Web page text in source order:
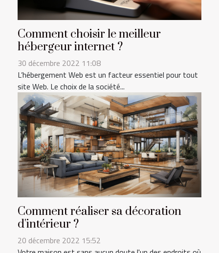
Comment choisir le meilleur
hébergeur internet ?
30 décembre 2022 11:08
L’hébergement Web est un facteur essentiel pour tout
site Web. Le choix de la société...
Comment réaliser sa décoration
d'intérieur ?
20 décembre 2022 15:52